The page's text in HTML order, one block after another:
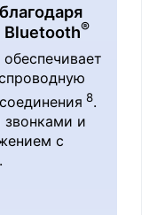
Core™
3):
Arc™
Bluetooth®
8.
и
с